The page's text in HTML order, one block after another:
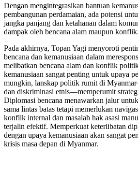
Dengan mengintegrasikan bantuan
pembangunan perdamaian, ada potensi
jangka panjang dan ketahanan dalam
dampak oleh bencana alam maupun konflik.
Pada akhirnya, Topan Yagi menyoroti
bencana dan kemanusiaan dalam
melibatkan bencana alam dan konflik
kemanusiaan sangat penting untuk upaya
mungkin, lanskap politik rumit di
dan diskriminasi etnis—memperumit
Diplomasi bencana menawarkan jalur
sama lintas batas tetapi memerlukan
konflik internal dan masalah hak asasi
terjalin efektif. Memperkuat keterlibatan
dengan upaya kemanusiaan akan sangat
krisis masa depan di Myanmar.